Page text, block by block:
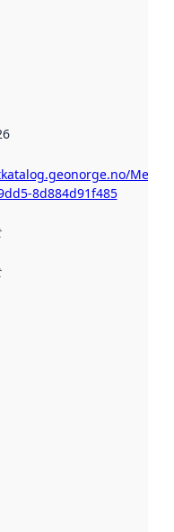
8d884d91f485